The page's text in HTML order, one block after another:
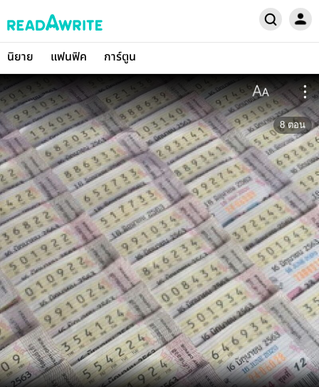
นิยาย แฟนฟิค การ์ตูน
8 ตอน